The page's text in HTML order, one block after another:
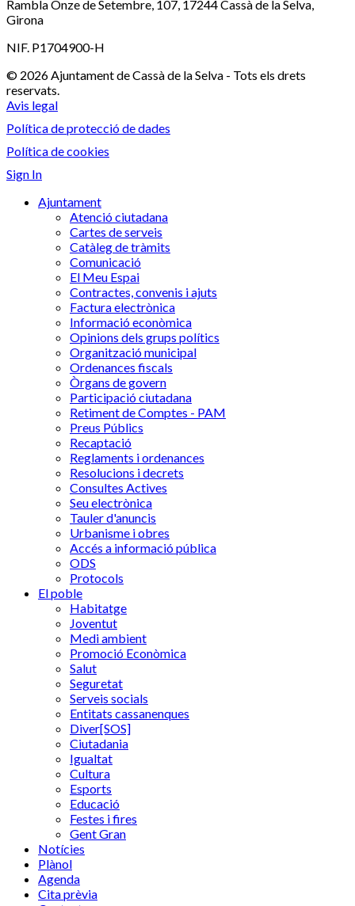
Rambla Onze de Setembre, 107, 17244 Cassà de la Selva,
Girona
NIF. P1704900-H
© 2026 Ajuntament de Cassà de la Selva - Tots els drets
reservats.
Avis legal
Política de protecció de dades
Política de cookies
Sign In
Ajuntament
Atenció ciutadana
Cartes de serveis
Catàleg de tràmits
Comunicació
El Meu Espai
Contractes, convenis i ajuts
Factura electrònica
Informació econòmica
Opinions dels grups polítics
Organització municipal
Ordenances fiscals
Òrgans de govern
Participació ciutadana
Retiment de Comptes - PAM
Preus Públics
Recaptació
Reglaments i ordenances
Resolucions i decrets
Consultes Actives
Seu electrònica
Tauler d'anuncis
Urbanisme i obres
Accés a informació pública
ODS
Protocols
El poble
Habitatge
Joventut
Medi ambient
Promoció Econòmica
Salut
Seguretat
Serveis socials
Entitats cassanenques
Diver[SOS]
Ciutadania
Igualtat
Cultura
Esports
Educació
Festes i fires
Gent Gran
Notícies
Plànol
Agenda
Cita prèvia